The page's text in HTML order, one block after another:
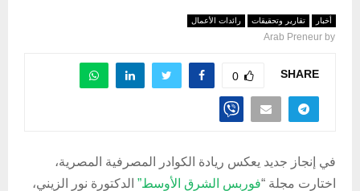
أخبار تقارير وتحقيقات رائدات الأعمال
by
Arab Preneur
SHARE
0
في إنجاز جديد يعكس ريادة الكوادر المصرفية المصرية،
اختارت مجلة “فوربس الشرق الأوسط” الدكتورة نور الزيني،